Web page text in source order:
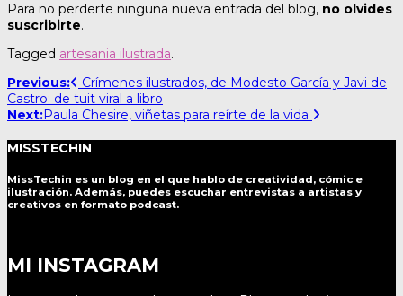
Para no perderte ninguna nueva entrada del blog, no olvides
suscribirte.
Tagged artesania ilustrada.
Post
navigation
Previous:
Crímenes ilustrados, de Modesto García y Javi de
Castro: de tuit viral a libro
Next:Paula Chesire, viñetas para reírte de la vida
MISSTECHIN
MissTechin es un blog en el que hablo de creatividad, cómic e
ilustración. Además, puedes escuchar entrevistas a artistas y
creativos en formato podcast.
MI INSTAGRAM